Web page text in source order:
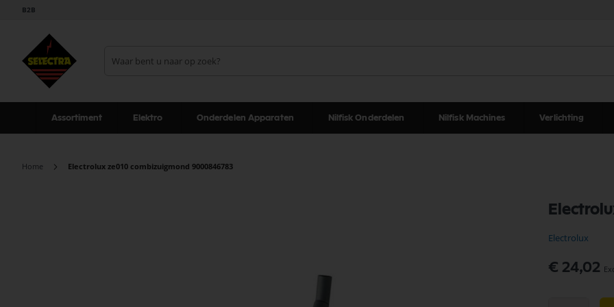
B2B
Assortiment Elektro Onderdelen Apparaten Nilfisk Onderdelen Nilfisk Machines Verlichting
Home Electrolux ze010 combizuigmond 9000846783
Electrolux
€ 24,02